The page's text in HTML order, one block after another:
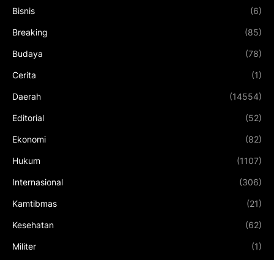
Bisnis (6)
Breaking (85)
Budaya (78)
Cerita (1)
Daerah (14554)
Editorial (52)
Ekonomi (82)
Hukum (1107)
Internasional (306)
Kamtibmas (21)
Kesehatan (62)
Militer (1)